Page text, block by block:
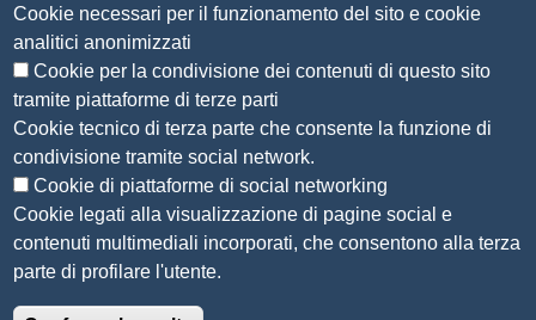
Bandi di concorso
Bandi di gara e contratti
Provvedimenti
Attività e procedimenti
Seguici su
Sito web
Accesso riservato
Cookie necessari per il funzionamento del sito e cookie
analitici anonimizzati
Cookie per la condivisione dei contenuti di questo sito
tramite piattaforme di terze parti
Cookie tecnico di terza parte che consente la funzione di
condivisione tramite social network.
Cookie di piattaforme di social networking
Cookie legati alla visualizzazione di pagine social e
contenuti multimediali incorporati, che consentono alla terza
parte di profilare l'utente.